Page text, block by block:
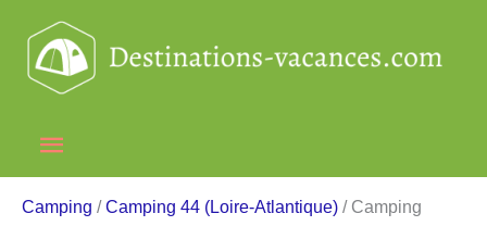
contenu
Menu
principal
Camping /Camping 44 (Loire-Atlantique) / Camping